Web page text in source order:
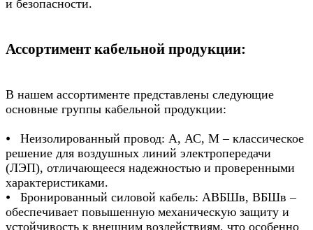
и безопасности.
Ассортимент кабельной продукции:
В нашем ассортименте представлены следующие
основные группы кабельной продукции:
⦁ Неизолированный провод: А, АС, М – классическое
решение для воздушных линий электропередачи
(ЛЭП), отличающееся надежностью и проверенными
характеристиками.
⦁ Бронированный силовой кабель: АВБШв, ВБШв –
обеспечивает повышенную механическую защиту и
устойчивость к внешним воздействиям, что особенно